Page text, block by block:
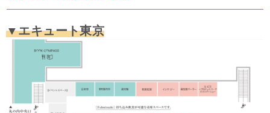
▼エキュート東京